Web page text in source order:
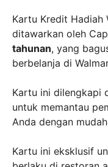
Kartu Kredit Hadiah
ditawarkan oleh
tahunan, yang
berbelanja di
Kartu ini dilengkapi
untuk memantau
Anda dengan
Kartu ini eksklusif